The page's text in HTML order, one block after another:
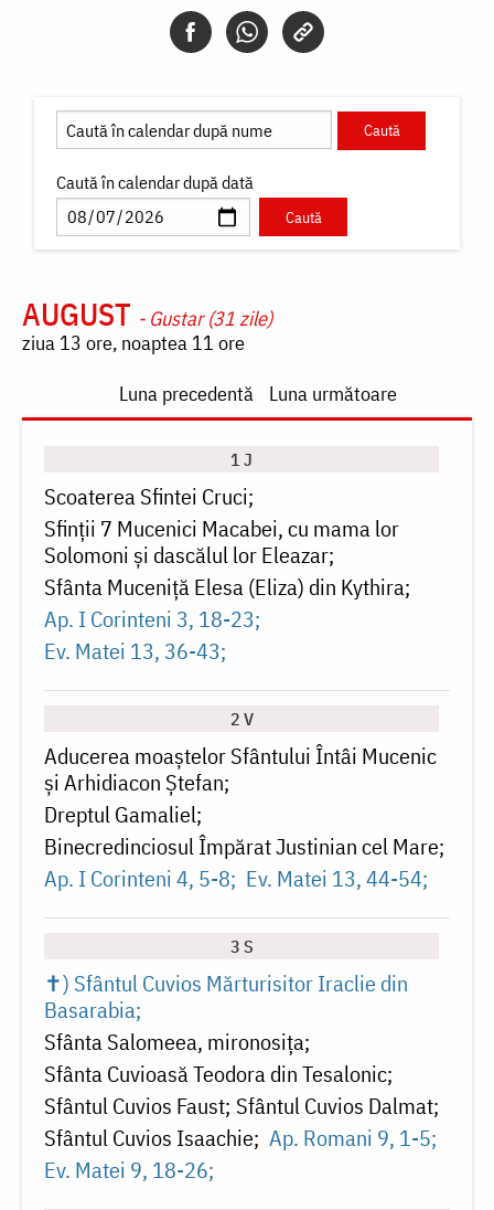
Caută în calendar după dată
AUGUST - Gustar (31 zile)
ziua 13 ore, noaptea 11 ore
Luna precedentă Luna următoare
1 J
Scoaterea Sfintei Cruci
Sfinții 7 Mucenici Macabei, cu mama lor
Solomoni și dascălul lor Eleazar
Sfânta Muceniţă Elesa (Eliza) din Kythira
Ap. I Corinteni 3, 18-23
Ev. Matei 13, 36-43
2 V
Aducerea moaștelor Sfântului Întâi Mucenic
și Arhidiacon Ștefan
Dreptul Gamaliel
Binecredinciosul Împărat Justinian cel Mare
Ap. I Corinteni 4, 5-8 Ev. Matei 13, 44-54
3 S
✝) Sfântul Cuvios Mărturisitor Iraclie din
Basarabia
Sfânta Salomeea, mironosița
Sfânta Cuvioasă Teodora din Tesalonic
Sfântul Cuvios Faust Sfântul Cuvios Dalmat
Sfântul Cuvios Isaachie Ap. Romani 9, 1-5
Ev. Matei 9, 18-26